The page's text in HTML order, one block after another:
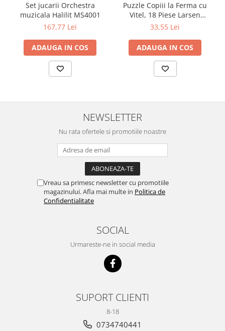
Set jucarii Orchestra
muzicala Halilit MS4001
167,77 Lei
ADAUGA IN COS
Puzzle Copiii la Ferma cu
Vitel, 18 Piese Larsen
LRBM6
33,55 Lei
ADAUGA IN COS
NEWSLETTER
Nu rata ofertele si promotiile noastre
Vreau sa primesc newsletter cu promotiile
magazinului. Afla mai multe in Politica de
Confidentialitate
SOCIAL
Urmareste-ne in social media
SUPORT CLIENTI
8-18
0734740441